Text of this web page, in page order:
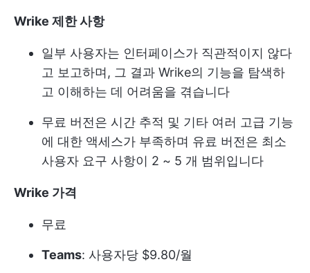
Wrike 제한 사항
일부 사용자는 인터페이스가 직관적이지 않다
고 보고하며, 그 결과 Wrike의 기능을 탐색하
고 이해하는 데 어려움을 겪습니다
무료 버전은 시간 추적 및 기타 여러 고급 기능
에 대한 액세스가 부족하며 유료 버전은 최소
사용자 요구 사항이 2 ~ 5 개 범위입니다
Wrike 가격
무료
Teams: 사용자당 $9.80/월